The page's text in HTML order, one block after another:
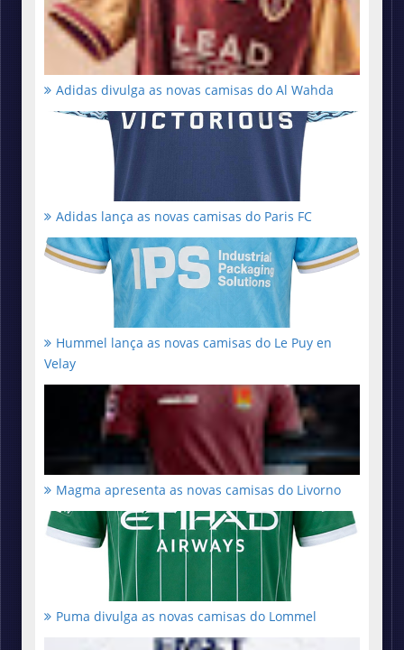
Adidas divulga as novas camisas do Al Wahda
Adidas lança as novas camisas do Paris FC
Hummel lança as novas camisas do Le Puy en
Velay
Magma apresenta as novas camisas do Livorno
Puma divulga as novas camisas do Lommel